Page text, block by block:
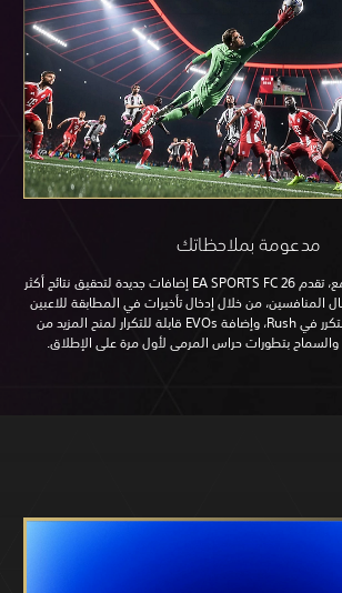
بناءً على ملاحظات المجتمع، تقدم EA SPORTS FC 26 إضافات جديدة لتحقيق نتائج أكثر
تأخيرات في المطابقة للاعبين
الذين ينسحبون بشكل متكرر في Rush، وإضافة EVOs قابلة للتكرار لمنح المزيد من
المرمى لأول مرة على الإطلاق.